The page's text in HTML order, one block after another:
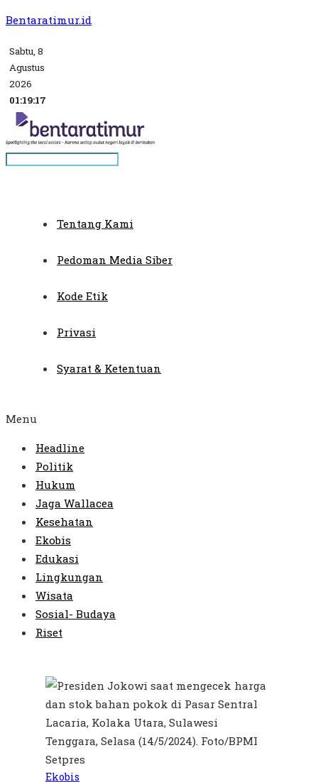
Bentaratimur.id
Sabtu, 8
Agustus
2026
01:19:17
Tentang Kami
Pedoman Media Siber
Kode Etik
Privasi
Syarat & Ketentuan
Menu
Headline
Politik
Hukum
Jaga Wallacea
Kesehatan
Ekobis
Edukasi
Lingkungan
Wisata
Sosial- Budaya
Riset
Ekobis